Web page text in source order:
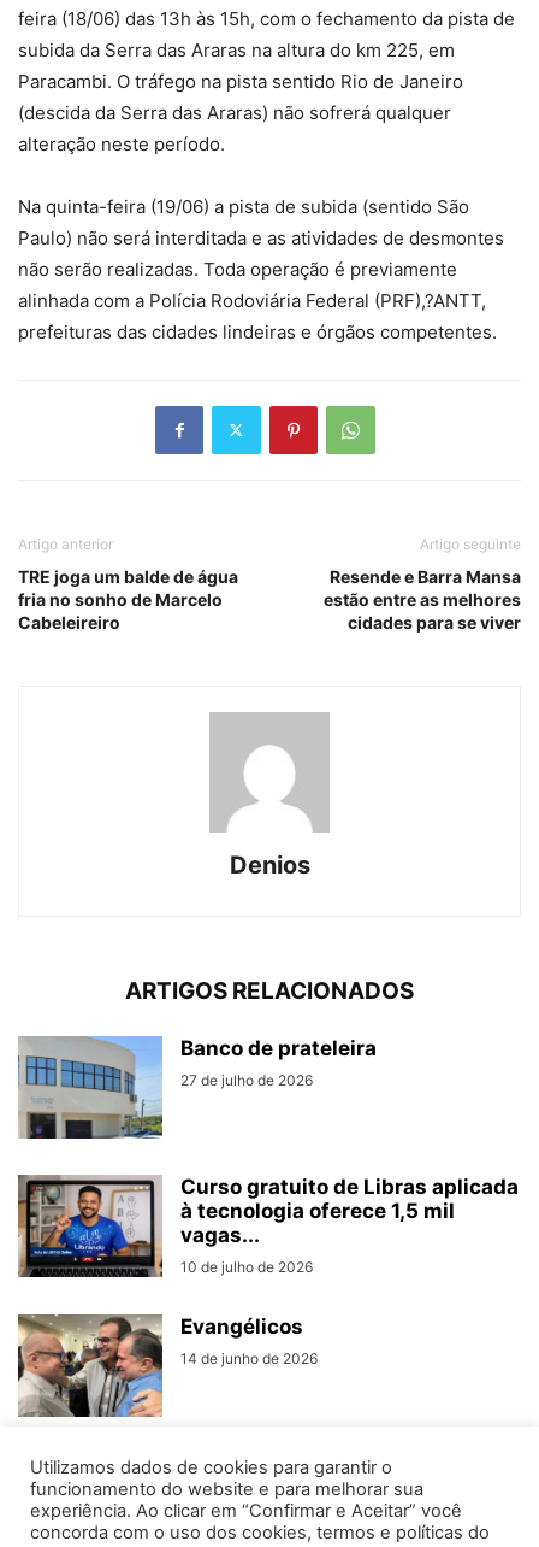
feira (18/06) das 13h às 15h, com o fechamento da pista de
subida da Serra das Araras na altura do km 225, em
Paracambi. O tráfego na pista sentido Rio de Janeiro
(descida da Serra das Araras) não sofrerá qualquer
alteração neste período.
Na quinta-feira (19/06) a pista de subida (sentido São
Paulo) não será interditada e as atividades de desmontes
não serão realizadas. Toda operação é previamente
alinhada com a Polícia Rodoviária Federal (PRF),?ANTT,
prefeituras das cidades lindeiras e órgãos competentes.
Artigo anterior
TRE joga um balde de água
fria no sonho de Marcelo
Cabeleireiro
Artigo seguinte
Resende e Barra Mansa
estão entre as melhores
cidades para se viver
Denios
ARTIGOS RELACIONADOS
Banco de prateleira
27 de julho de 2026
Curso gratuito de Libras aplicada
à tecnologia oferece 1,5 mil
vagas...
10 de julho de 2026
Evangélicos
14 de junho de 2026
Utilizamos dados de cookies para garantir o
funcionamento do website e para melhorar sua
experiência. Ao clicar em “Confirmar e Aceitar” você
concorda com o uso dos cookies, termos e políticas do